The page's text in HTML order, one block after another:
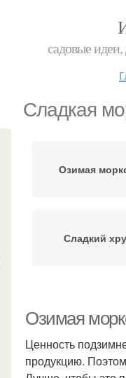
садовые
Сладкая
Озимая
Сладкий
Озимая
Ценность
продукцию.